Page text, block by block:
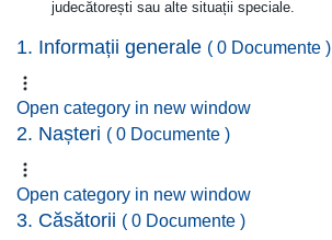
judecătorești sau alte situații speciale.
1. Informații generale ( 0 Documente )
Open category in new window
2. Nașteri ( 0 Documente )
Open category in new window
3. Căsătorii ( 0 Documente )